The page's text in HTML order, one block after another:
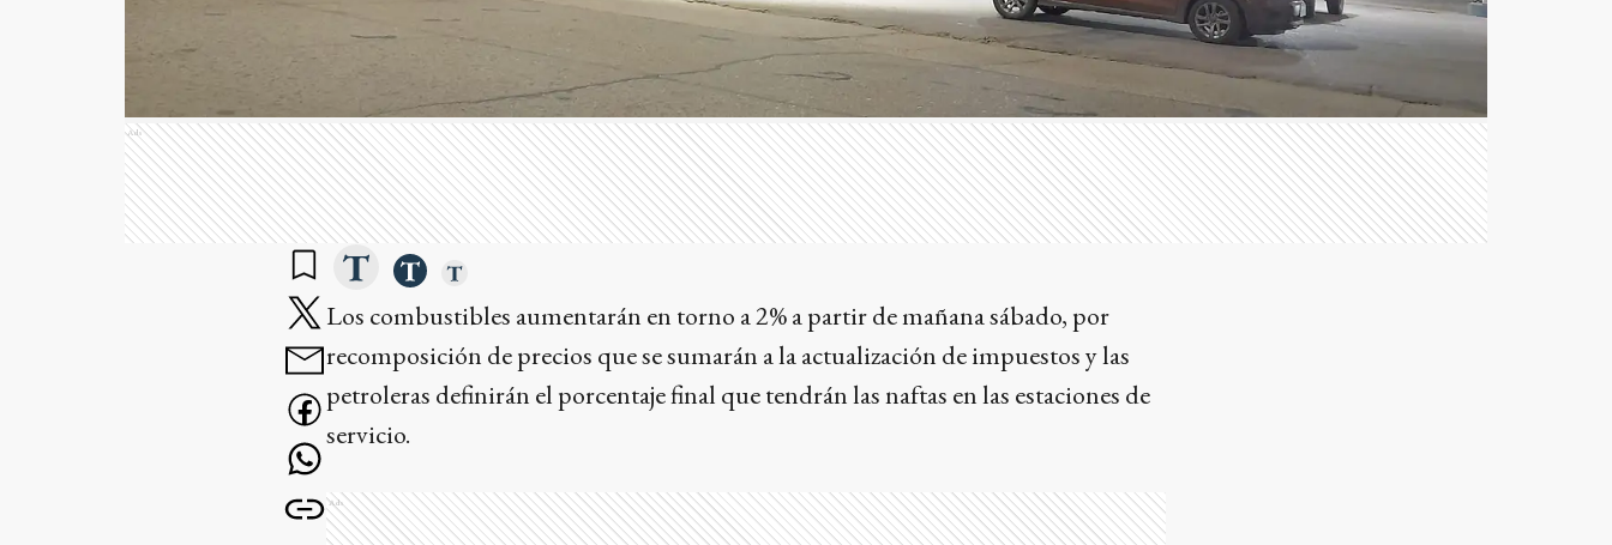
Ads
Los combustibles aumentarán en torno a 2% a partir de mañana sábado, por
recomposición de precios que se sumarán a la actualización de impuestos y las
petroleras definirán el porcentaje final que tendrán las naftas en las estaciones de
servicio.
Ads